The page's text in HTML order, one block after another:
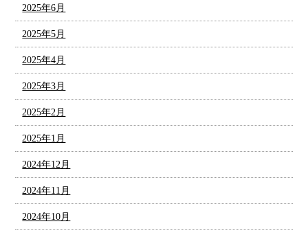
2025年6月
2025年5月
2025年4月
2025年3月
2025年2月
2025年1月
2024年12月
2024年11月
2024年10月